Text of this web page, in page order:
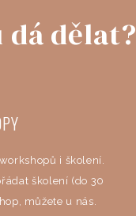
dá dělat?
i školení.
školení (do 30
můžete u nás.